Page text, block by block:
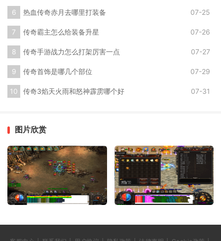
热血传奇赤月去哪里打装备 07-25
传奇霸主怎么给装备升星 07-26
传奇手游战力怎么打架厉害一点 07-27
传奇首饰是哪几个部位 07-29
传奇3焰天火雨和怒神霹雳哪个好 07-31
图片欣赏